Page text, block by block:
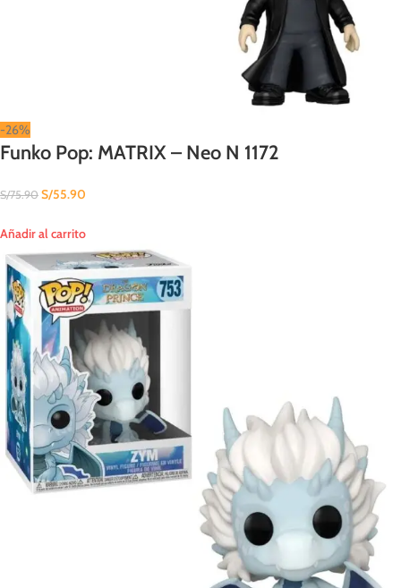
-26%
Funko Pop: MATRIX – Neo N 1172
S/75.90 S/55.90
Añadir al carrito